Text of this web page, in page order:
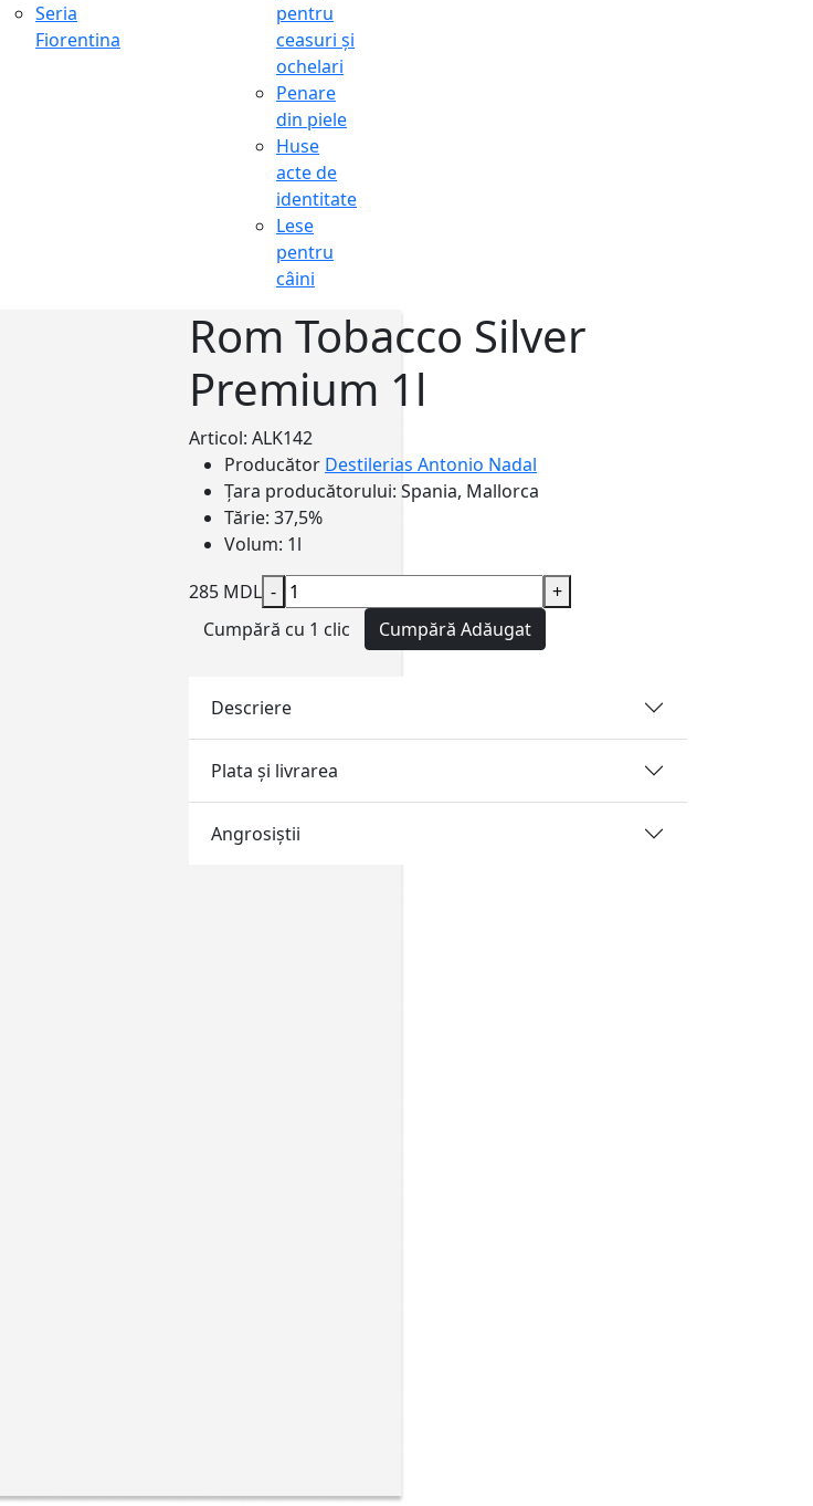
Seria
Fiorentina
pentru
ceasuri și
ochelari
Penare
din piele
Huse
acte de
identitate
Lese
pentru
câini
Rom Tobacco Silver
Premium 1l
Articol: ALK142
Producător Destilerias Antonio Nadal
Țara producătorului: Spania, Mallorca
Tărie: 37,5%
Volum: 1l
285 MDL -
+
Cumpără cu 1 clic
Cumpără Adăugat
Descriere
Plata și livrarea
Angrosiştii